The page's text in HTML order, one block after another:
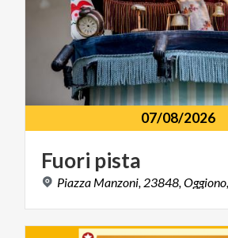
07/08/2026
Fuori pista
Piazza Manzoni, 23848, Oggiono,